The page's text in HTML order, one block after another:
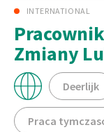
INTERNATIONAL
Zmiany
Deerlijk
Praca